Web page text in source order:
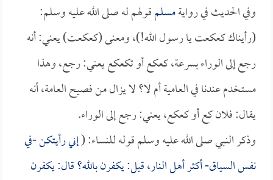
وفي الحديث في روايةمسلمقولهم له صلى الله عليه وسلم:
(رأيناك كعكعت يا رسول الله!)، ومعنى (كعكعت) يعني: أنه
رجع إلى الوراء بسرعة، كعكع أو تكعكع يعني: رجع، وهذا
مستخدم عندنا في العامية أم لا؟ لا يزال من فصيح العامة، أنه
يقال: فلان كع أو كعكع، يعني: رجع إلى الوراء.
وذكر النبي صلى الله عليه وسلم قوله للنساء: (إني رأيتكن -في
نفس السياق- أكثر أهل النار، قيل: يكفرن بالله؟ قال: يكفرن